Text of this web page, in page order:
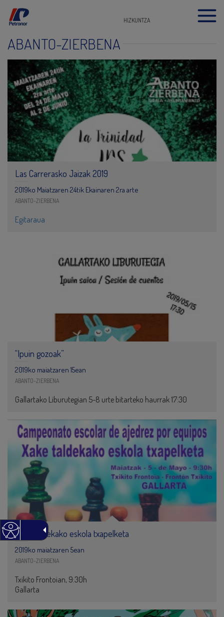
HIZKUNTZA
ABANTO-ZIERBENA
Las Carrerasko Jaizak 2019
2019ko Maiatzaren 24tik Ekainaren 2ra arte
ABANTO-ZIERBENA
Egitaraua
“Ipuin gozoak”
2019ko maiatzaren 15ean
ABANTO-ZIERBENA
Gallartako Liburutegian 5-8 urte bitarteko haurrak 17:30
Xake taldekako eskola txapelketa
2019ko maiatzaren 5ean
ABANTO-ZIERBENA
Txikito Frontoian, 9:30h
Gallarta